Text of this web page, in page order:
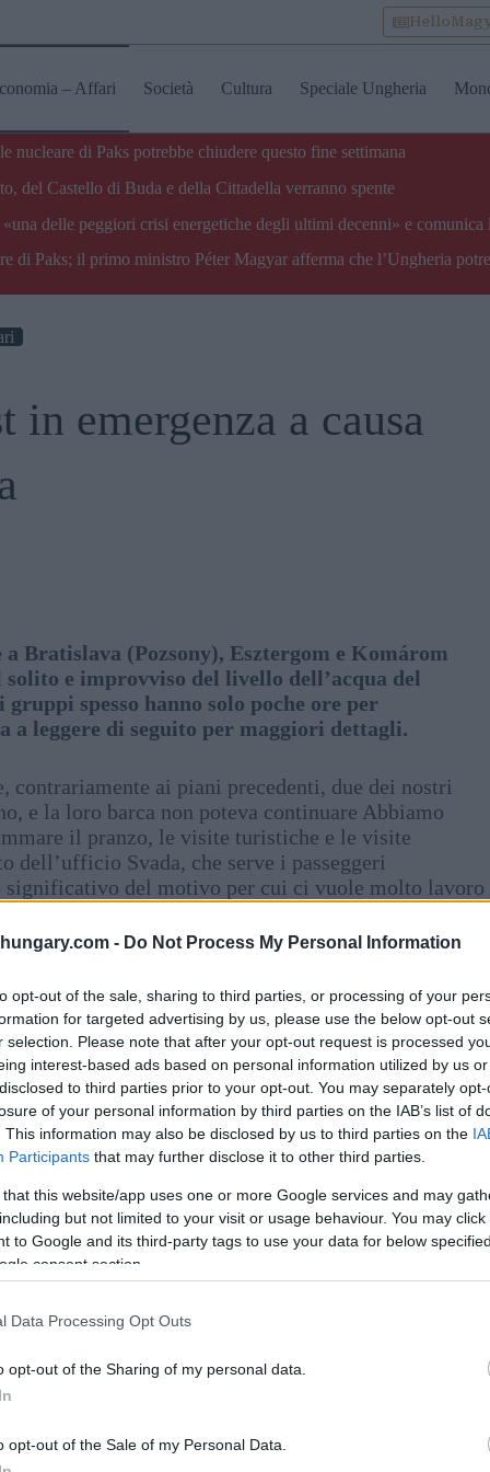
- Do Not Process My Personal Information
opt-out of the sale, sharing to third parties, or processing of your
for targeted advertising by us, please use the below opt-out
selection. Please note that after your opt-out request is processed
interest-based ads based on personal information utilized by us
to third parties prior to your opt-out. You may separately
of your personal information by third parties on the IAB’s list of
This information may also be disclosed by us to third parties on the
Participants that may further disclose it to other third parties.
that this website/app uses one or more Google services and may
but not limited to your visit or usage behaviour. You may
to Google and its third-party tags to use your data for below
consent section.
Data Processing Opt Outs
opt-out of the Sharing of my personal data.
opt-out of the Sale of my Personal Data.
– Affari Società Cultura Speciale Ungheria
nucleare di Paks potrebbe chiudere questo fine settimana
del Castello di Buda e della Cittadella verranno spente
delle peggiori crisi energetiche degli ultimi decenni» e comunica
di Paks; il primo ministro Péter Magyar afferma che l’Ungheria
emergenza a causa
Bratislava (Pozsony), Esztergom e Komárom
solito e improvviso del livello dell’acqua del
spesso hanno solo poche ore per
leggere di seguito per maggiori dettagli.
ai piani precedenti, due dei nostri
e la loro barca non poteva continuare Abbiamo
il pranzo, le visite turistiche e le visite
dell’ufficio Svada, che serve i passeggeri
significativo del motivo per cui ci vuole molto lavoro
la situazione.
metà dell’alta stagione influisce sulle barche
poiché la profondità di pescaggio e la “shape”
in l’acqua, scriveturizmus.com. È così che due dei
mentre altri due hanno dovuto scegliere tra un
con quale“acraces” gli ungheresi potrebbero e non
colpo?
100 a Budapest Dipende dalla compagnia di
dice un altro esperto di spedizioni
cioè scaricando i bagagli dalla nave a Bratislava e
a Budapest. Le aziende più piccole in genere
di manodopera. Inoltre trasportano gli ospiti
caso di Visegrád, Esztergom e Komárom, gli ospiti